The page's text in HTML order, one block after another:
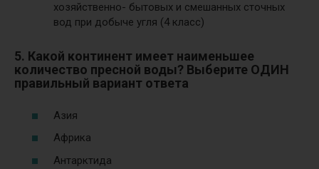
хозяйственно- бытовых и смешанных сточных
вод при добыче угля (4 класс)
5. Какой континент имеет наименьшее
количество пресной воды? Выберите ОДИН
правильный вариант ответа
Азия
Африка
Антарктида